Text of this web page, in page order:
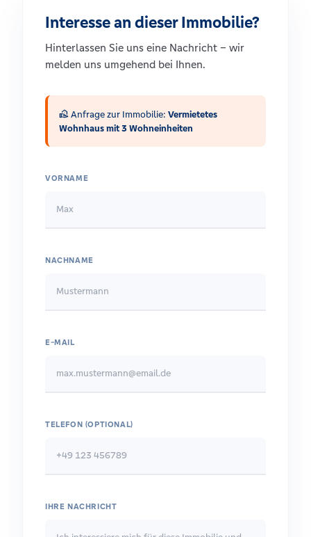
Interesse an dieser Immobilie?
Hinterlassen Sie uns eine Nachricht – wir
melden uns umgehend bei Ihnen.
real_estate_agent Anfrage zur Immobilie: Vermietetes
Wohnhaus mit 3 Wohneinheiten
VORNAME
NACHNAME
E-MAIL
TELEFON (OPTIONAL)
IHRE NACHRICHT